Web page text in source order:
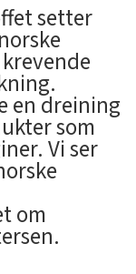
setter
en dreining
som
Vi ser
om